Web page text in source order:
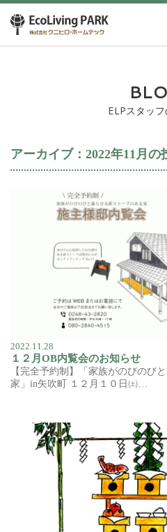
ELPスタッ
アーカイブ：2022年11月の
2022.11.28
１２月OB内覧会のお知らせ
【完全予約制】「家族がのびのび
家」in矢吹町 １２月１０日㈯…